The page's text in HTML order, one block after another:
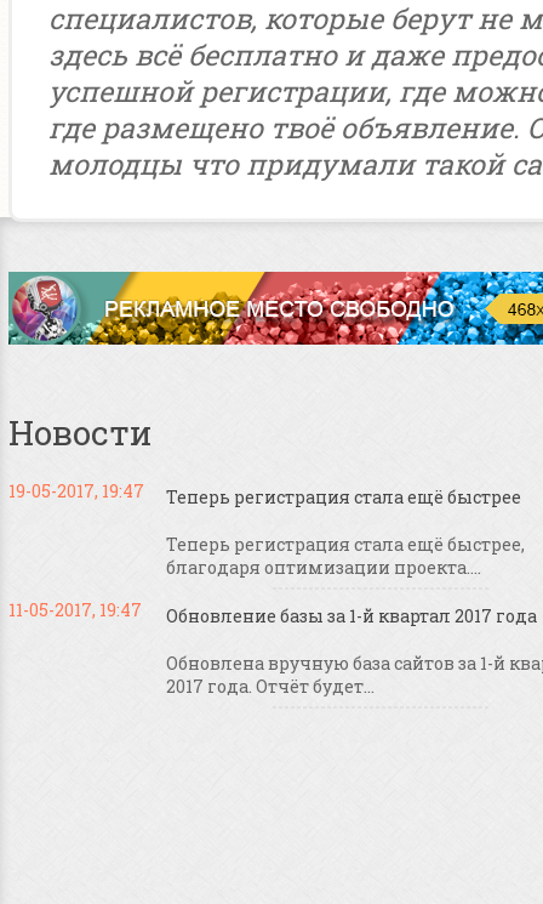
специалистов, которые берут не
здесь всё бесплатно и даже
успешной регистрации, где
где размещено твоё объявление.
молодцы что придумали такой
Новости
19-05-2017, 19:47 Теперь регистрация стала ещё быстрее
Теперь регистрация стала ещё быстрее,
благодаря оптимизации проекта....
11-05-2017, 19:47
Обновление базы за 1-й квартал 2017 года
Обновлена вручную база сайтов за 1-й
2017 года. Отчёт будет...